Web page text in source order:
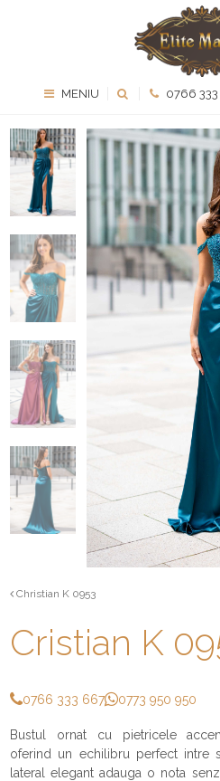
MENIU 0766
Christian K 0953
Cristian K
0766 333 667 0773 950 950
Bustul ornat cu pietricele
oferind un echilibru perfect intre
lateral elegant adauga o nota